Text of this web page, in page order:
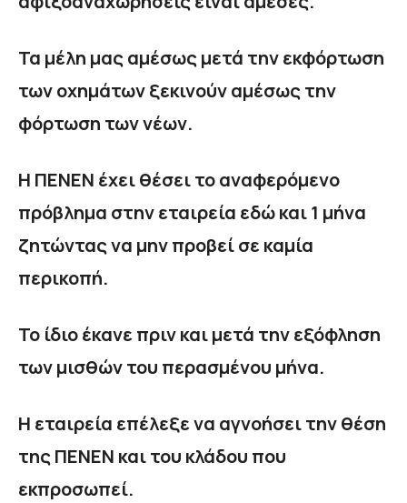
Τα μέλη μας αμέσως μετά την εκφόρτωση
των οχημάτων ξεκινούν αμέσως την
φόρτωση των νέων.
Η ΠΕΝΕΝ έχει θέσει το αναφερόμενο
πρόβλημα στην εταιρεία εδώ και 1 μήνα
ζητώντας να μην προβεί σε καμία
περικοπή.
Το ίδιο έκανε πριν και μετά την εξόφληση
των μισθών του περασμένου μήνα.
Η εταιρεία επέλεξε να αγνοήσει την θέση
της ΠΕΝΕΝ και του κλάδου που
εκπροσωπεί.